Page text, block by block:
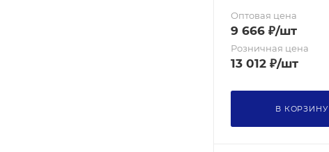
Оптовая цена
9 666 ₽/шт
Розничная цена
13 012 ₽/шт
В КОРЗИНУ